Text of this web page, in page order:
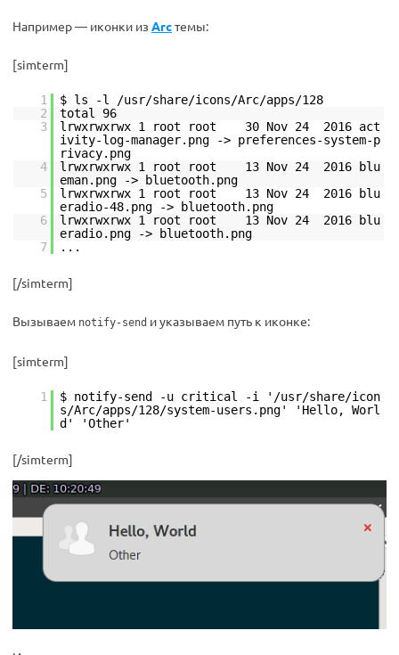
Например — иконки из Arcтемы:
[simterm]
1
$ ls -l /usr/share/icons/Arc/apps/128
2
total 96
3
lrwxrwxrwx 1 root root 30 Nov 24 2016 act
ivity-log-manager.png -> preferences-system-p
rivacy.png
4
lrwxrwxrwx 1 root root 13 Nov 24 2016 blu
eman.png -> bluetooth.png
5
lrwxrwxrwx 1 root root 13 Nov 24 2016 blu
eradio-48.png -> bluetooth.png
6
lrwxrwxrwx 1 root root 13 Nov 24 2016 blu
eradio.png -> bluetooth.png
7
...
[/simterm]
Вызываем notify-send и указываем путь к иконке:
[simterm]
1
$ notify-send -u critical -i '/usr/share/icon
s/Arc/apps/128/system-users.png' 'Hello, Worl
d' 'Other'
[/simterm]